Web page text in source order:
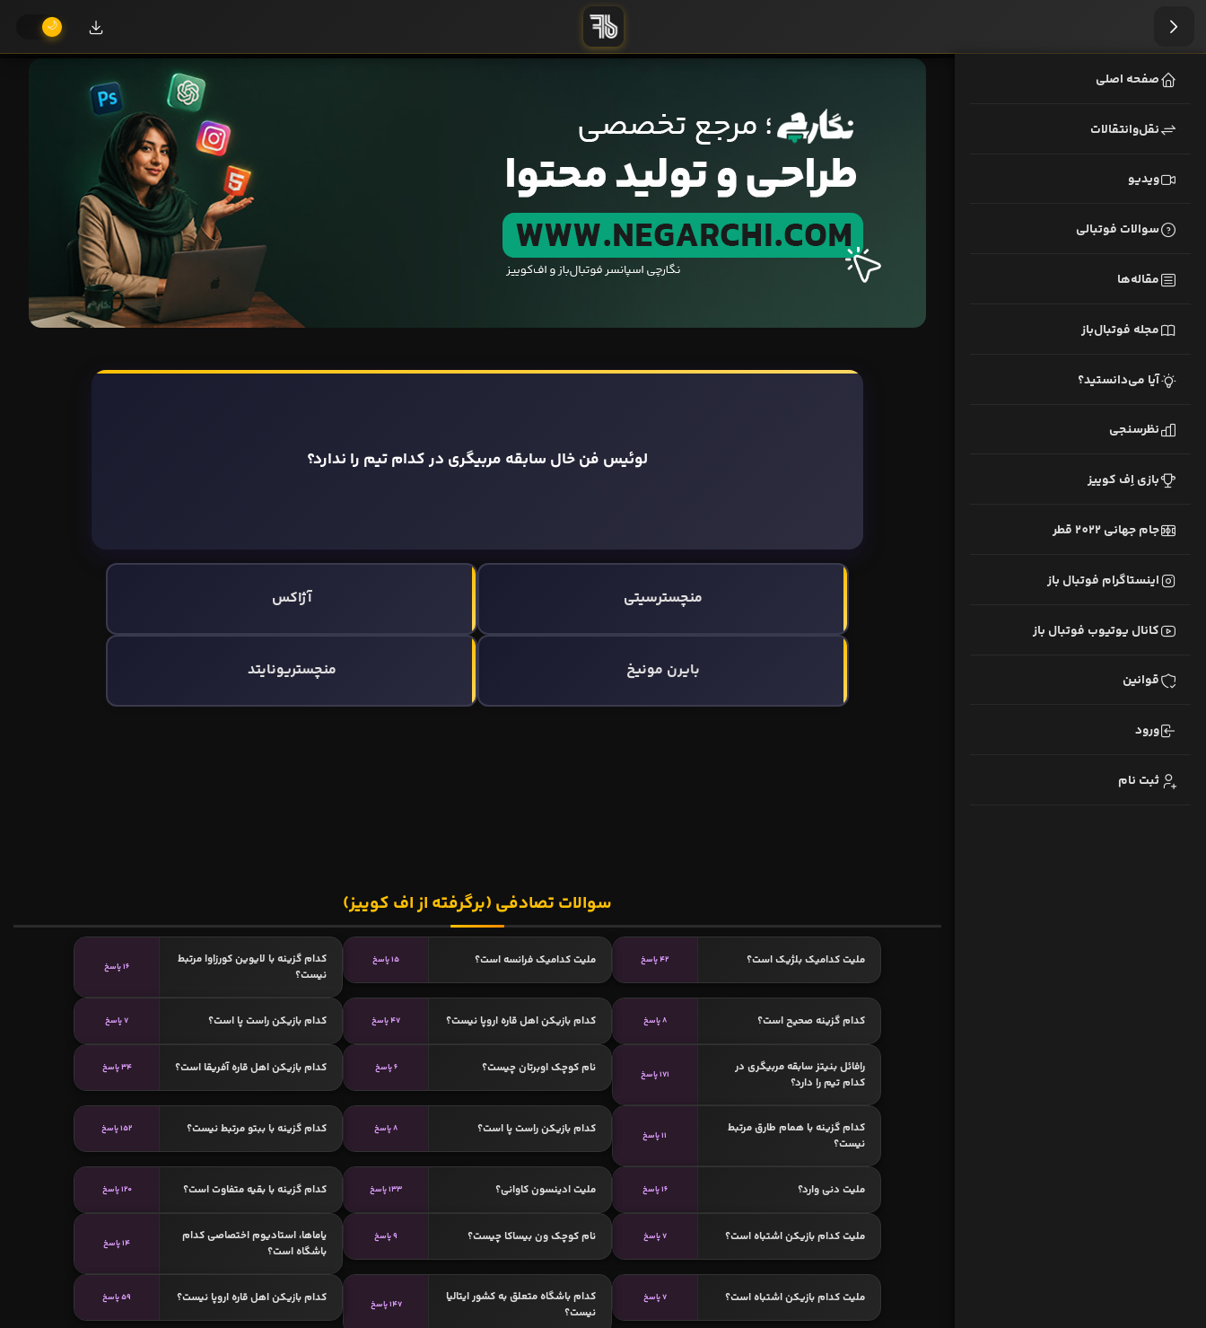
صفحه اصلی
نقل‌وانتقالات
ویدیو
سوالات فوتبالی
مقاله‌ها
مجله فوتبال‌باز
آیا می‌دانستید؟
نظرسنجی
بازی اِف کوییز
جام جهانی 2022 قطر
اینستاگرام فوتبال باز
کانال یوتیوب فوتبال باز
قوانین
ورود
ثبت نام
لوئیس فن خال سابقه مربیگری در کدام تیم را ندارد؟
منچسترسیتی آژاکس
بایرن مونیخ منچستریونایتد
سوالات تصادفی (برگرفته از اف کوییز)
ملیت کدامیک بلژیک است؟ 42 پاسخ ملیت کدامیک فرانسه است؟ 15 پاسخ
کدام گزینه با لایوین کورزاوا مرتبط
نیست؟
16 پاسخ
کدام گزینه صحیح است؟ 8 پاسخ کدام بازیکن اهل قاره اروپا نیست؟ 47 پاسخ کدام بازیکن راست پا است؟ 7 پاسخ
رافائل بنیتز سابقه مربیگری در
کدام تیم را دارد؟
171 پاسخ نام کوچک اوبرتان چیست؟ 6 پاسخ کدام بازیکن اهل قاره آفریقا است؟ 34 پاسخ
کدام گزینه با همام طارق مرتبط
نیست؟
11 پاسخ کدام بازیکن راست پا است؟ 8 پاسخ کدام گزینه با ببتو مرتبط نیست؟ 152 پاسخ
ملیت دنی وارد؟ 16 پاسخ ملیت ادینسون کاوانی؟ 133 پاسخ کدام گزینه با بقیه متفاوت است؟ 120 پاسخ
ملیت کدام بازیکن اشتباه است؟ 7 پاسخ نام کوچک ون بیساکا چیست؟ 9 پاسخ
یاماها، استادیوم اختصاصی کدام
باشگاه است؟
14 پاسخ
ملیت کدام بازیکن اشتباه است؟ 7 پاسخ
کدام باشگاه متعلق به کشور ایتالیا
نیست؟
147 پاسخ کدام بازیکن اهل قاره اروپا نیست؟ 59 پاسخ